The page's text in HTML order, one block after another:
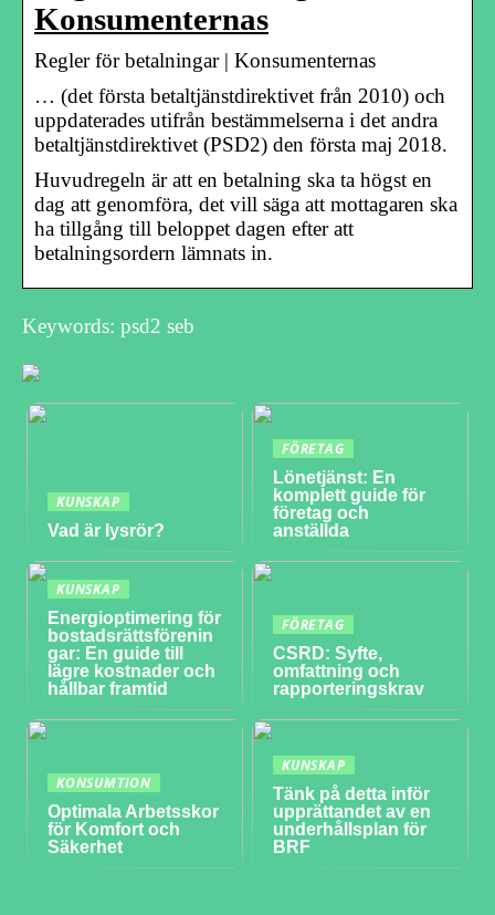
Konsumenternas
Regler för betalningar | Konsumenternas
… (det första betaltjänstdirektivet från 2010) och
uppdaterades utifrån bestämmelserna i det andra
betaltjänstdirektivet (PSD2) den första maj 2018.
Huvudregeln är att en betalning ska ta högst en
dag att genomföra, det vill säga att mottagaren ska
ha tillgång till beloppet dagen efter att
betalningsordern lämnats in.
Keywords: psd2 seb
KUNSKAP
Vad är lysrör?
FÖRETAG
Lönetjänst: En
komplett guide för
företag och
anställda
KUNSKAP
Energioptimering för
bostadsrättsförenin
gar: En guide till
lägre kostnader och
hållbar framtid
FÖRETAG
CSRD: Syfte,
omfattning och
rapporteringskrav
KONSUMTION
Optimala Arbetsskor
för Komfort och
Säkerhet
KUNSKAP
Tänk på detta inför
upprättandet av en
underhållsplan för
BRF